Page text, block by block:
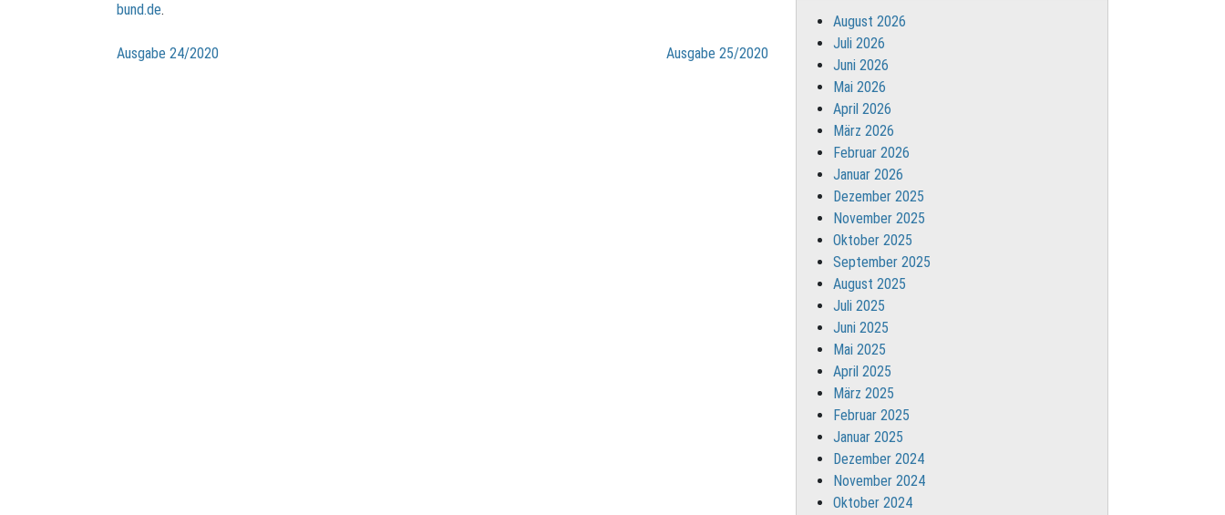
bund.de.
Beitragsnavigation
Ausgabe 24/2020 Ausgabe 25/2020
August 2026
Juli 2026
Juni 2026
Mai 2026
April 2026
März 2026
Februar 2026
Januar 2026
Dezember 2025
November 2025
Oktober 2025
September 2025
August 2025
Juli 2025
Juni 2025
Mai 2025
April 2025
März 2025
Februar 2025
Januar 2025
Dezember 2024
November 2024
Oktober 2024